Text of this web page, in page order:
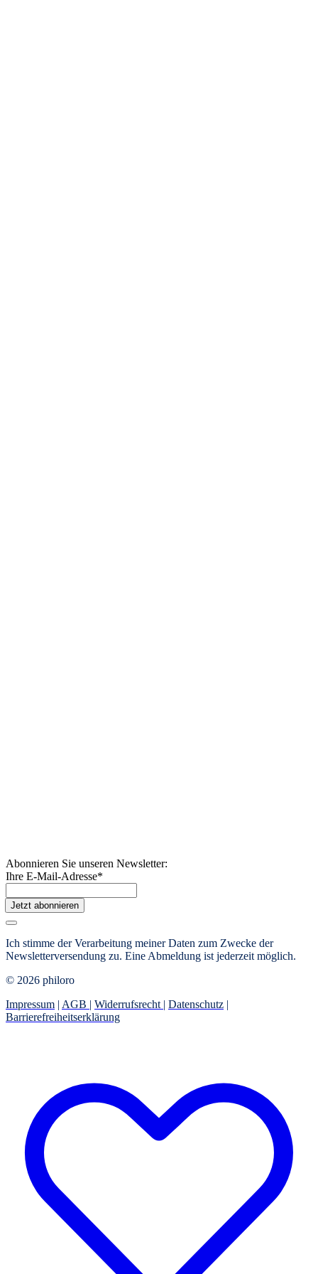
Abonnieren Sie unseren Newsletter:
Ihre E-Mail-Adresse*
Jetzt abonnieren
Ich stimme der Verarbeitung meiner Daten zum Zwecke der
Newsletterversendung zu. Eine Abmeldung ist jederzeit möglich.
© 2026 philoro
Impressum | AGB | Widerrufsrecht | Datenschutz |
Barrierefreiheitserklärung